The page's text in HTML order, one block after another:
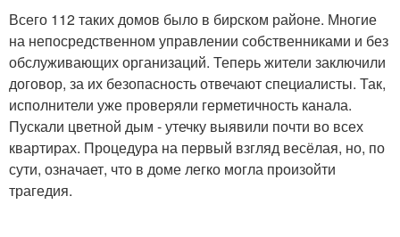
Всего 112 таких домов было в бирском районе. Многие
на непосредственном управлении собственниками и без
обслуживающих организаций. Теперь жители заключили
договор, за их безопасность отвечают специалисты. Так,
исполнители уже проверяли герметичность канала.
Пускали цветной дым - утечку выявили почти во всех
квартирах. Процедура на первый взгляд весёлая, но, по
сути, означает, что в доме легко могла произойти
трагедия.